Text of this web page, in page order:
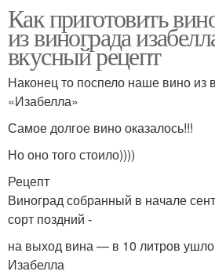
Как приготовить
из винограда
вкусный рецепт
Наконец то поспело наше вино из
«Изабелла»
Самое долгое вино оказалось!!!
Но оно того стоило))))
Рецепт
Виноград собранный в начале
сорт поздний -
на выход вина — в 10 литров ушло
Изабелла